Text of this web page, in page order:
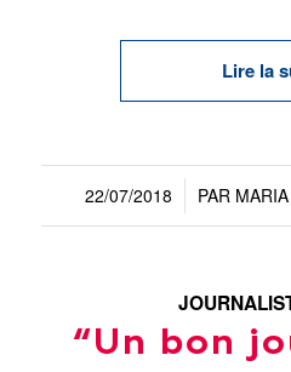
Lire la
22/07/2018
/ PAR
“Un bon